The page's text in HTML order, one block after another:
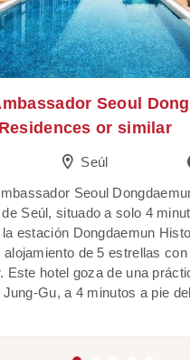
Seoul
or similar
Seúl
Seoul
Seúl, situado a solo 4
estación Dongdaemun
alojamiento de 5 estrellas
Este hotel goza de una
Gu, a 4 minutos a pie